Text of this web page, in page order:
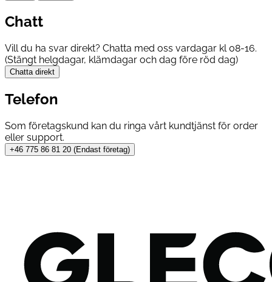
Chatt
Vill du ha svar direkt? Chatta med oss vardagar kl 08-16.
(Stängt helgdagar, klämdagar och dag före röd dag)
Chatta direkt
Telefon
Som företagskund kan du ringa vårt kundtjänst för order
eller support.
+46 775 86 81 20 (Endast företag)